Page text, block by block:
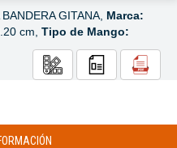
GITANA, Marca:
cm, Tipo de Mango: